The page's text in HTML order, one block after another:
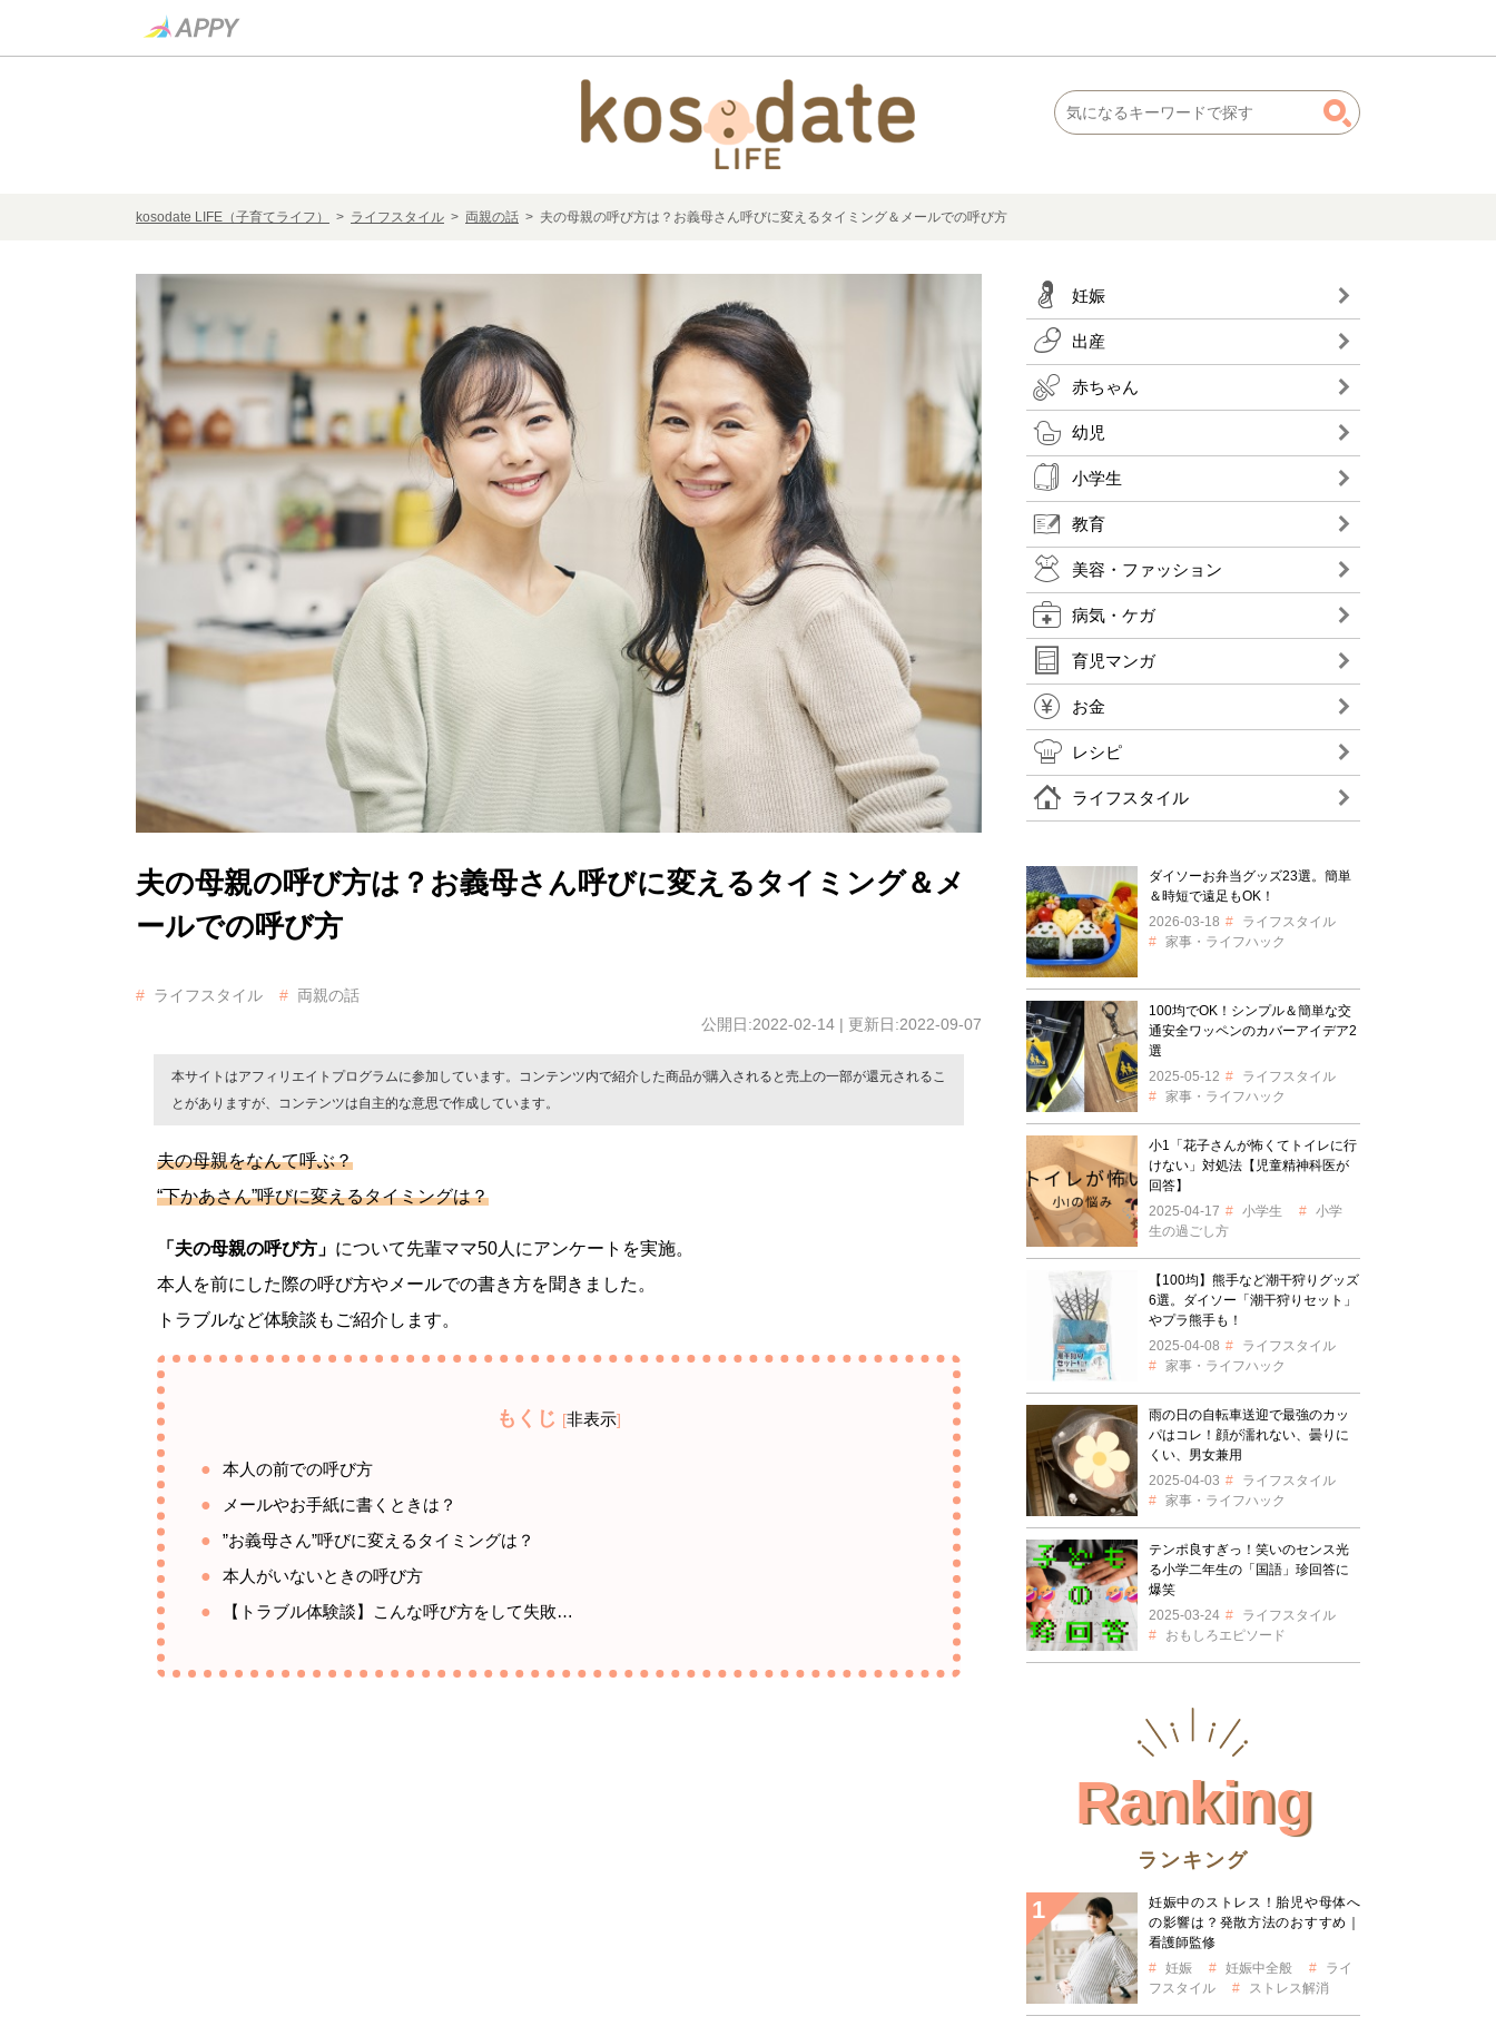
kosodate LIFE（子育てライフ） > ライフスタイル > 両親の話 > 夫の母親の呼び方は？お義母さん呼びに変えるタイミング＆メールでの呼び方
夫の母親の呼び方は？お義母さん呼びに変えるタイミング＆メ
ールでの呼び方
ライフスタイル
両親の話
公開日:2022-02-14 | 更新日:2022-09-07
本サイトはアフィリエイトプログラムに参加しています。コンテンツ内で紹介した商品が購入されると売上の一部が還元されるこ
とがありますが、コンテンツは自主的な意思で作成しています。
夫の母親をなんて呼ぶ？
“下かあさん”呼びに変えるタイミングは？
「夫の母親の呼び方」 について先輩ママ50人にアンケートを実施。
本人を前にした際の呼び方やメールでの書き方を聞きました。
トラブルなど体験談もご紹介します。
もくじ [非表示]
本人の前での呼び方
メールやお手紙に書くときは？
”お義母さん”呼びに変えるタイミングは？
本人がいないときの呼び方
【トラブル体験談】こんな呼び方をして失敗…
妊娠
出産
赤ちゃん
幼児
小学生
教育
美容・ファッション
病気・ケガ
育児マンガ
お金
レシピ
ライフスタイル
ダイソーお弁当グッズ23選。簡単
＆時短で遠足もOK！
2026-03-18
ライフスタイル
家事・ライフハック
100均でOK！シンプル＆簡単な交
通安全ワッペンのカバーアイデア2
選
2025-05-12
ライフスタイル
家事・ライフハック
小1「花子さんが怖くてトイレに行
けない」対処法【児童精神科医が
回答】
2025-04-17
小学生
小学
生の過ごし方
【100均】熊手など潮干狩りグッズ
6選。ダイソー「潮干狩りセット」
やプラ熊手も！
2025-04-08
ライフスタイル
家事・ライフハック
雨の日の自転車送迎で最強のカッ
パはコレ！顔が濡れない、曇りに
くい、男女兼用
2025-04-03
ライフスタイル
家事・ライフハック
テンポ良すぎっ！笑いのセンス光
る小学二年生の「国語」珍回答に
爆笑
2025-03-24
ライフスタイル
おもしろエピソード
Ranking
ランキング
妊娠中のストレス！胎児や母体へ
の影響は？発散方法のおすすめ｜
看護師監修
妊娠
妊娠中全般
ライ
フスタイル
ストレス解消